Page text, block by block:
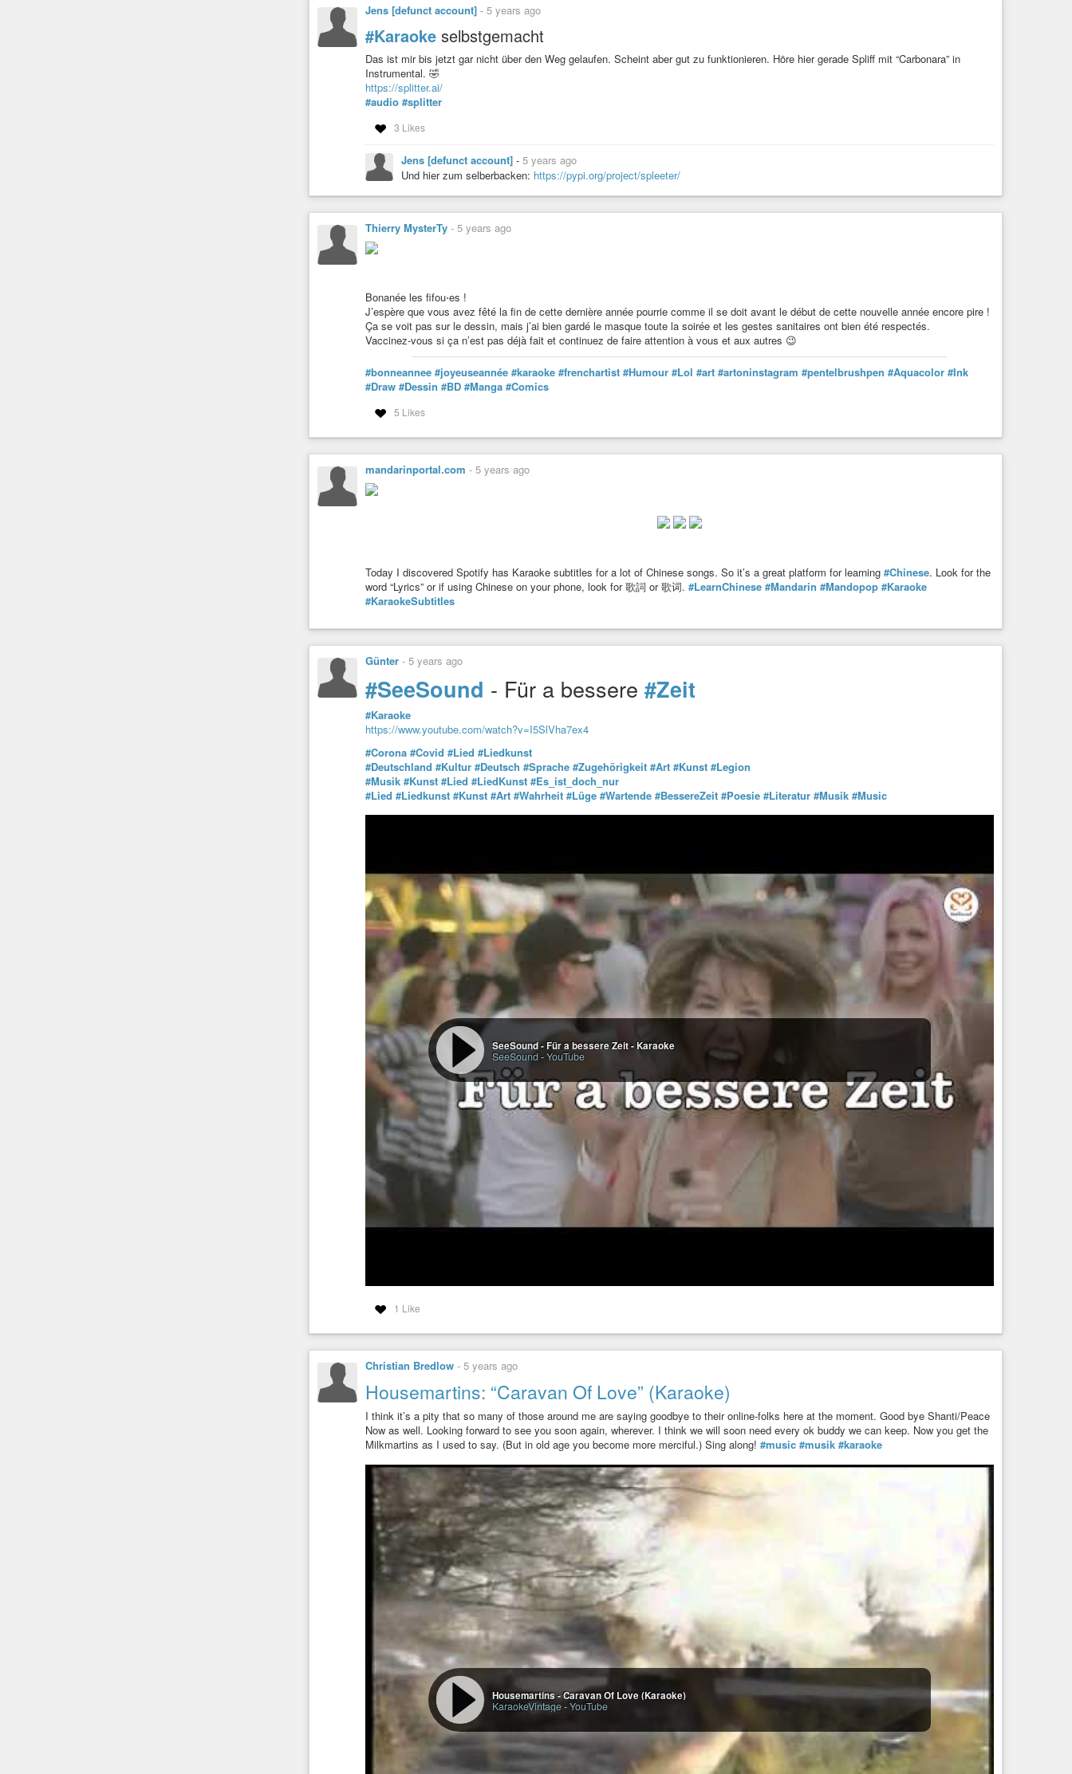
Jens [defunct account] - 5 years ago
#Karaoke selbstgemacht
Das ist mir bis jetzt gar nicht über den Weg gelaufen. Scheint aber gut zu funktionieren. Höre hier gerade Spliff mit “Carbonara” in
Instrumental. 🤣
https://splitter.ai/
#audio #splitter
3 Likes
Jens [defunct account] - 5 years ago
Und hier zum selberbacken: https://pypi.org/project/spleeter/
Thierry MysterTy - 5 years ago
Bonanée les fifou⋅es !
J’espère que vous avez fêté la fin de cette dernière année pourrie comme il se doit avant le début de cette nouvelle année encore pire !
Ça se voit pas sur le dessin, mais j’ai bien gardé le masque toute la soirée et les gestes sanitaires ont bien été respectés.
Vaccinez-vous si ça n’est pas déjà fait et continuez de faire attention à vous et aux autres 😉
#bonneannee #joyeuseannée #karaoke #frenchartist #Humour #Lol #art #artoninstagram #pentelbrushpen #Aquacolor #Ink
#Draw #Dessin #BD #Manga #Comics
5 Likes
mandarinportal.com - 5 years ago
Today I discovered Spotify has Karaoke subtitles for a lot of Chinese songs. So it’s a great platform for learning #Chinese. Look for the
word “Lyrics” or if using Chinese on your phone, look for 歌詞 or 歌词. #LearnChinese #Mandarin #Mandopop #Karaoke
#KaraokeSubtitles
Günter - 5 years ago
#SeeSound - Für a bessere #Zeit
#Karaoke
https://www.youtube.com/watch?v=I5SlVha7ex4
#Corona #Covid #Lied #Liedkunst
#Deutschland #Kultur #Deutsch #Sprache #Zugehörigkeit #Art #Kunst #Legion
#Musik #Kunst #Lied #LiedKunst #Es_ist_doch_nur
#Lied #Liedkunst #Kunst #Art #Wahrheit #Lüge #Wartende #BessereZeit #Poesie #Literatur #Musik #Music
SeeSound - Für a bessere Zeit - Karaoke
SeeSound -YouTube
1 Like
Christian Bredlow - 5 years ago
Housemartins: “Caravan Of Love” (Karaoke)
I think it’s a pity that so many of those around me are saying goodbye to their online-folks here at the moment. Good bye Shanti/Peace
Now as well. Looking forward to see you soon again, wherever. I think we will soon need every ok buddy we can keep. Now you get the
Milkmartins as I used to say. (But in old age you become more merciful.) Sing along! #music #musik #karaoke
Housemartins - Caravan Of Love (Karaoke)
KaraokeVintage-YouTube